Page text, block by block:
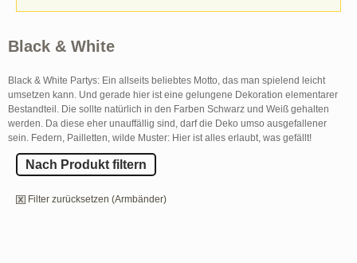
Black & White
Black & White Partys: Ein allseits beliebtes Motto, das man spielend leicht
umsetzen kann. Und gerade hier ist eine gelungene Dekoration elementarer
Bestandteil. Die sollte natürlich in den Farben Schwarz und Weiß gehalten
werden. Da diese eher unauffällig sind, darf die Deko umso ausgefallener
sein. Federn, Pailletten, wilde Muster: Hier ist alles erlaubt, was gefällt!
Nach Produkt filtern
Filter zurücksetzen (Armbänder)